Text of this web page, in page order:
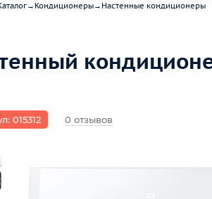
→ Кондиционеры→ Настенные кондиционеры
015312 0 отзывов